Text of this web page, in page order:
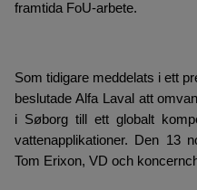
framtida FoU-arbete.
Som tidigare meddelats i ett
beslutade Alfa Laval att
i Søborg till ett globalt
vattenapplikationer. Den 13
Tom Erixon, VD och